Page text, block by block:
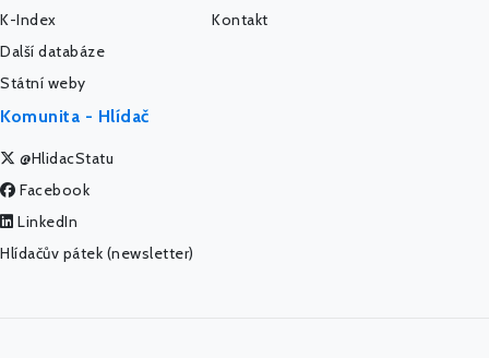
K-Index
Další databáze
Státní weby
Kontakt
Komunita - Hlídač
@HlidacStatu
Facebook
LinkedIn
Hlídačův pátek (newsletter)